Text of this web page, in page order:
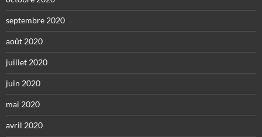
septembre 2020
août 2020
juillet 2020
juin 2020
mai 2020
avril 2020